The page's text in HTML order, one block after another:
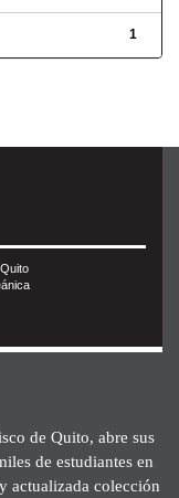
1
de Quito, abre sus
de estudiantes en
actualizada colección